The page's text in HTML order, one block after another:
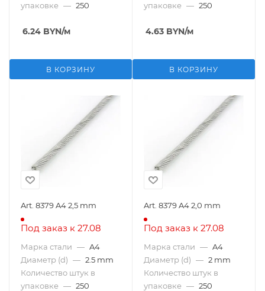
упаковке — 250
6.24 BYN/м
В КОРЗИНУ
упаковке — 250
4.63 BYN/м
В КОРЗИНУ
Art. 8379 A4 2,5 mm
Под заказ к 27.08
Марка стали — A4
Диаметр (d) — 2.5 mm
Количество штук в
упаковке — 250
Art. 8379 A4 2,0 mm
Под заказ к 27.08
Марка стали — A4
Диаметр (d) — 2 mm
Количество штук в
упаковке — 250